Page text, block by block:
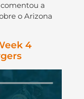
comentou a
o Arizona
4